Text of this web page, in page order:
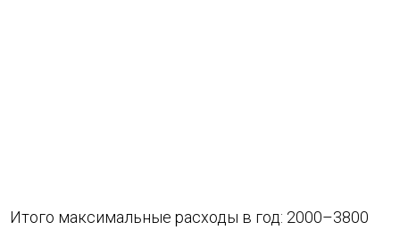
Итого максимальные расходы в год: 2000–3800